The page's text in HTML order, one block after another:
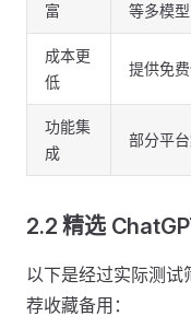
富
等多模型
成本更
低
提供免
功能集
成
部分平
2.2 精选
以下是经过实际测
荐收藏备用：